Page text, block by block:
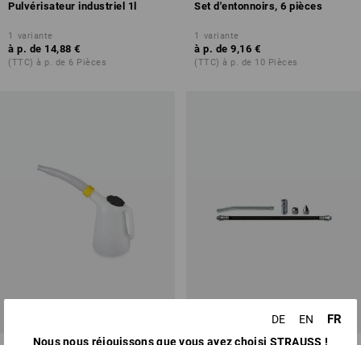
Pulvérisateur industriel 1l
1 variante
à p. de 14,88 €
(TTC) à p. de 6 Pièces
Set d'entonnoirs, 6 pièces
1 variante
à p. de 9,16 €
(TTC) à p. de 10 Pièces
DE EN FR
Nous nous réjouissons que vous ayez choisi STRAUSS !